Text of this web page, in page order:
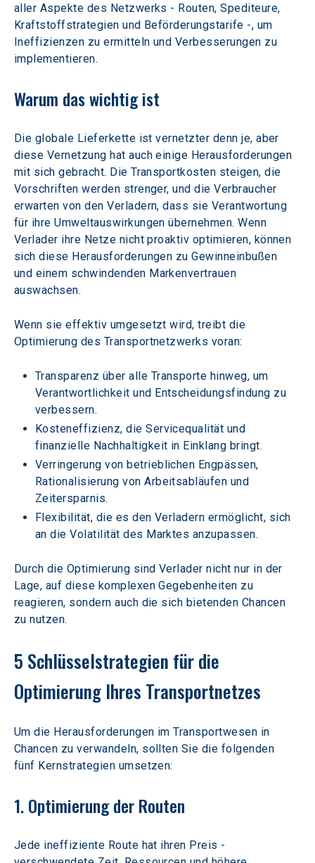
aller Aspekte des Netzwerks - Routen, Spediteure,
Kraftstoffstrategien und Beförderungstarife -, um
Ineffizienzen zu ermitteln und Verbesserungen zu
implementieren.
Warum das wichtig ist
Die globale Lieferkette ist vernetzter denn je, aber
diese Vernetzung hat auch einige Herausforderungen
mit sich gebracht. Die Transportkosten steigen, die
Vorschriften werden strenger, und die Verbraucher
erwarten von den Verladern, dass sie Verantwortung
für ihre Umweltauswirkungen übernehmen. Wenn
Verlader ihre Netze nicht proaktiv optimieren, können
sich diese Herausforderungen zu Gewinneinbußen
und einem schwindenden Markenvertrauen
auswachsen.
Wenn sie effektiv umgesetzt wird, treibt die
Optimierung des Transportnetzwerks voran:
Transparenz über alle Transporte hinweg, um
Verantwortlichkeit und Entscheidungsfindung zu
verbessern.
Kosteneffizienz, die Servicequalität und
finanzielle Nachhaltigkeit in Einklang bringt.
Verringerung von betrieblichen Engpässen,
Rationalisierung von Arbeitsabläufen und
Zeitersparnis.
Flexibilität, die es den Verladern ermöglicht, sich
an die Volatilität des Marktes anzupassen.
Durch die Optimierung sind Verlader nicht nur in der
Lage, auf diese komplexen Gegebenheiten zu
reagieren, sondern auch die sich bietenden Chancen
zu nutzen.
5 Schlüsselstrategien für die
Optimierung Ihres Transportnetzes
Um die Herausforderungen im Transportwesen in
Chancen zu verwandeln, sollten Sie die folgenden
fünf Kernstrategien umsetzen:
1. Optimierung der Routen
Jede ineffiziente Route hat ihren Preis -